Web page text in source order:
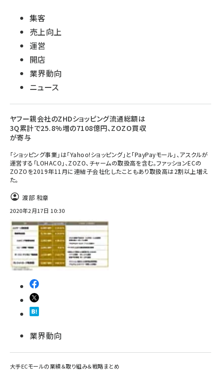
集客
売上向上
運営
開店
業界動向
ニュース
ヤフー親会社のZHDショッピング流通総額は
3Q累計で25.8%増の7108億円、ZOZO買収
が寄与
「ショッピング事業」は「Yahoo!ショッピング」と「PayPayモール」、アスクルが
運営する「LOHACO」、ZOZO、チャームの取扱高を含む。ファッションECの
ZOZOを2019年11月に連結子会社化したこともあり取扱高は2割以上増え
た。
渡部 和章
2020年2月17日 10:30
業界動向
大手ECモールの業績＆取り組み＆戦略まとめ